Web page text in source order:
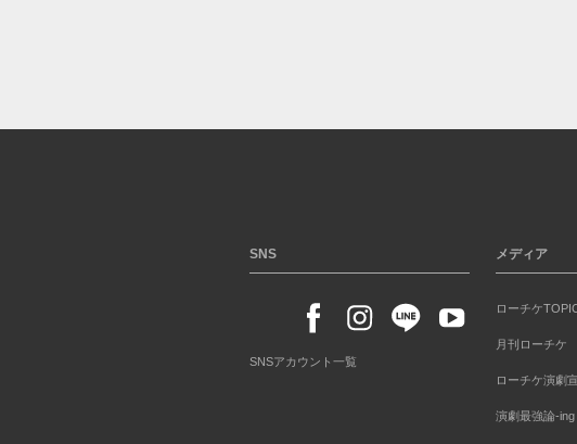
SNS
SNSアカウント一覧
メディア
ローチケ
月刊ローチケ
ローチケ演劇
演劇最強論-ing